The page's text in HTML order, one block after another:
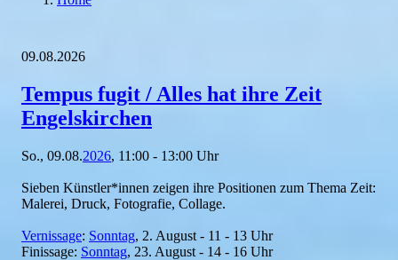
09.08.2026
Tempus fugit / Alles hat ihre Zeit
Engelskirchen
So., 09.08.2026, 11:00 - 13:00 Uhr
Sieben Künstler*innen zeigen ihre Positionen zum Thema Zeit:
Malerei, Druck, Fotografie, Collage.
Vernissage: Sonntag, 2. August - 11 - 13 Uhr
Finissage: Sonntag, 23. August - 14 - 16 Uhr